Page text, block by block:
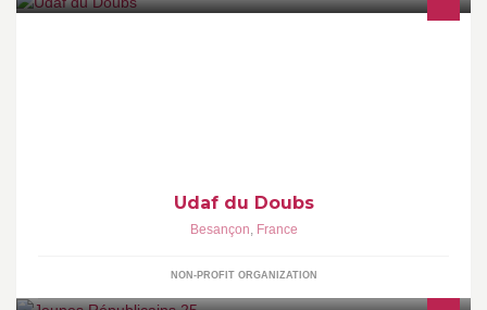
Udaf du Doubs
Besançon, France
NON-PROFIT ORGANIZATION